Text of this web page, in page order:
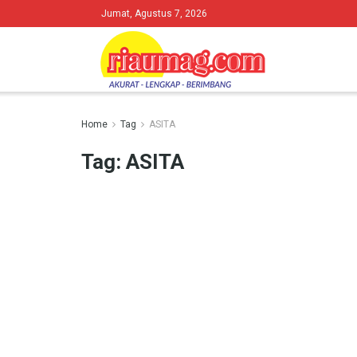
Jumat, Agustus 7, 2026
Home Tag ASITA
Tag: ASITA